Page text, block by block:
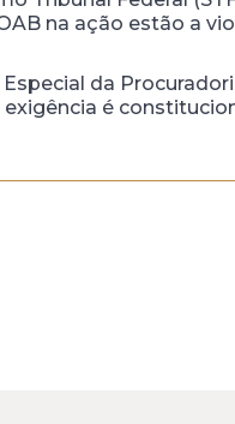
na ação estão a
da
é